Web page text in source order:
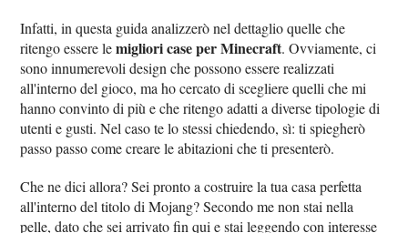
Infatti, in questa guida analizzerò nel dettaglio quelle che
ritengo essere lemigliori case per Minecraft. Ovviamente, ci
sono innumerevoli design che possono essere realizzati
all'interno del gioco, ma ho cercato di scegliere quelli che mi
hanno convinto di più e che ritengo adatti a diverse tipologie di
utenti e gusti. Nel caso te lo stessi chiedendo, sì: ti spiegherò
passo passo come creare le abitazioni che ti presenterò.
Che ne dici allora? Sei pronto a costruire la tua casa perfetta
all'interno del titolo di Mojang? Secondo me non stai nella
pelle, dato che sei arrivato fin qui e stai leggendo con interesse